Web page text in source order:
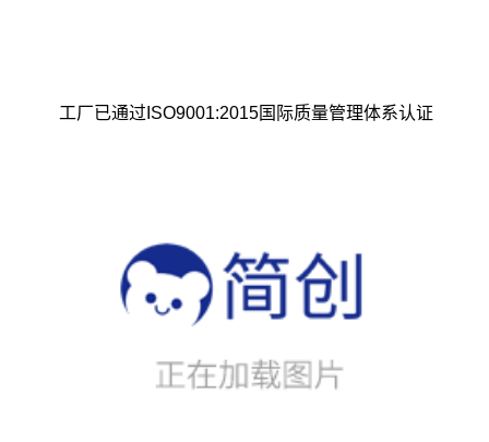
工厂已通过ISO9001:2015国际质量管理体系认证